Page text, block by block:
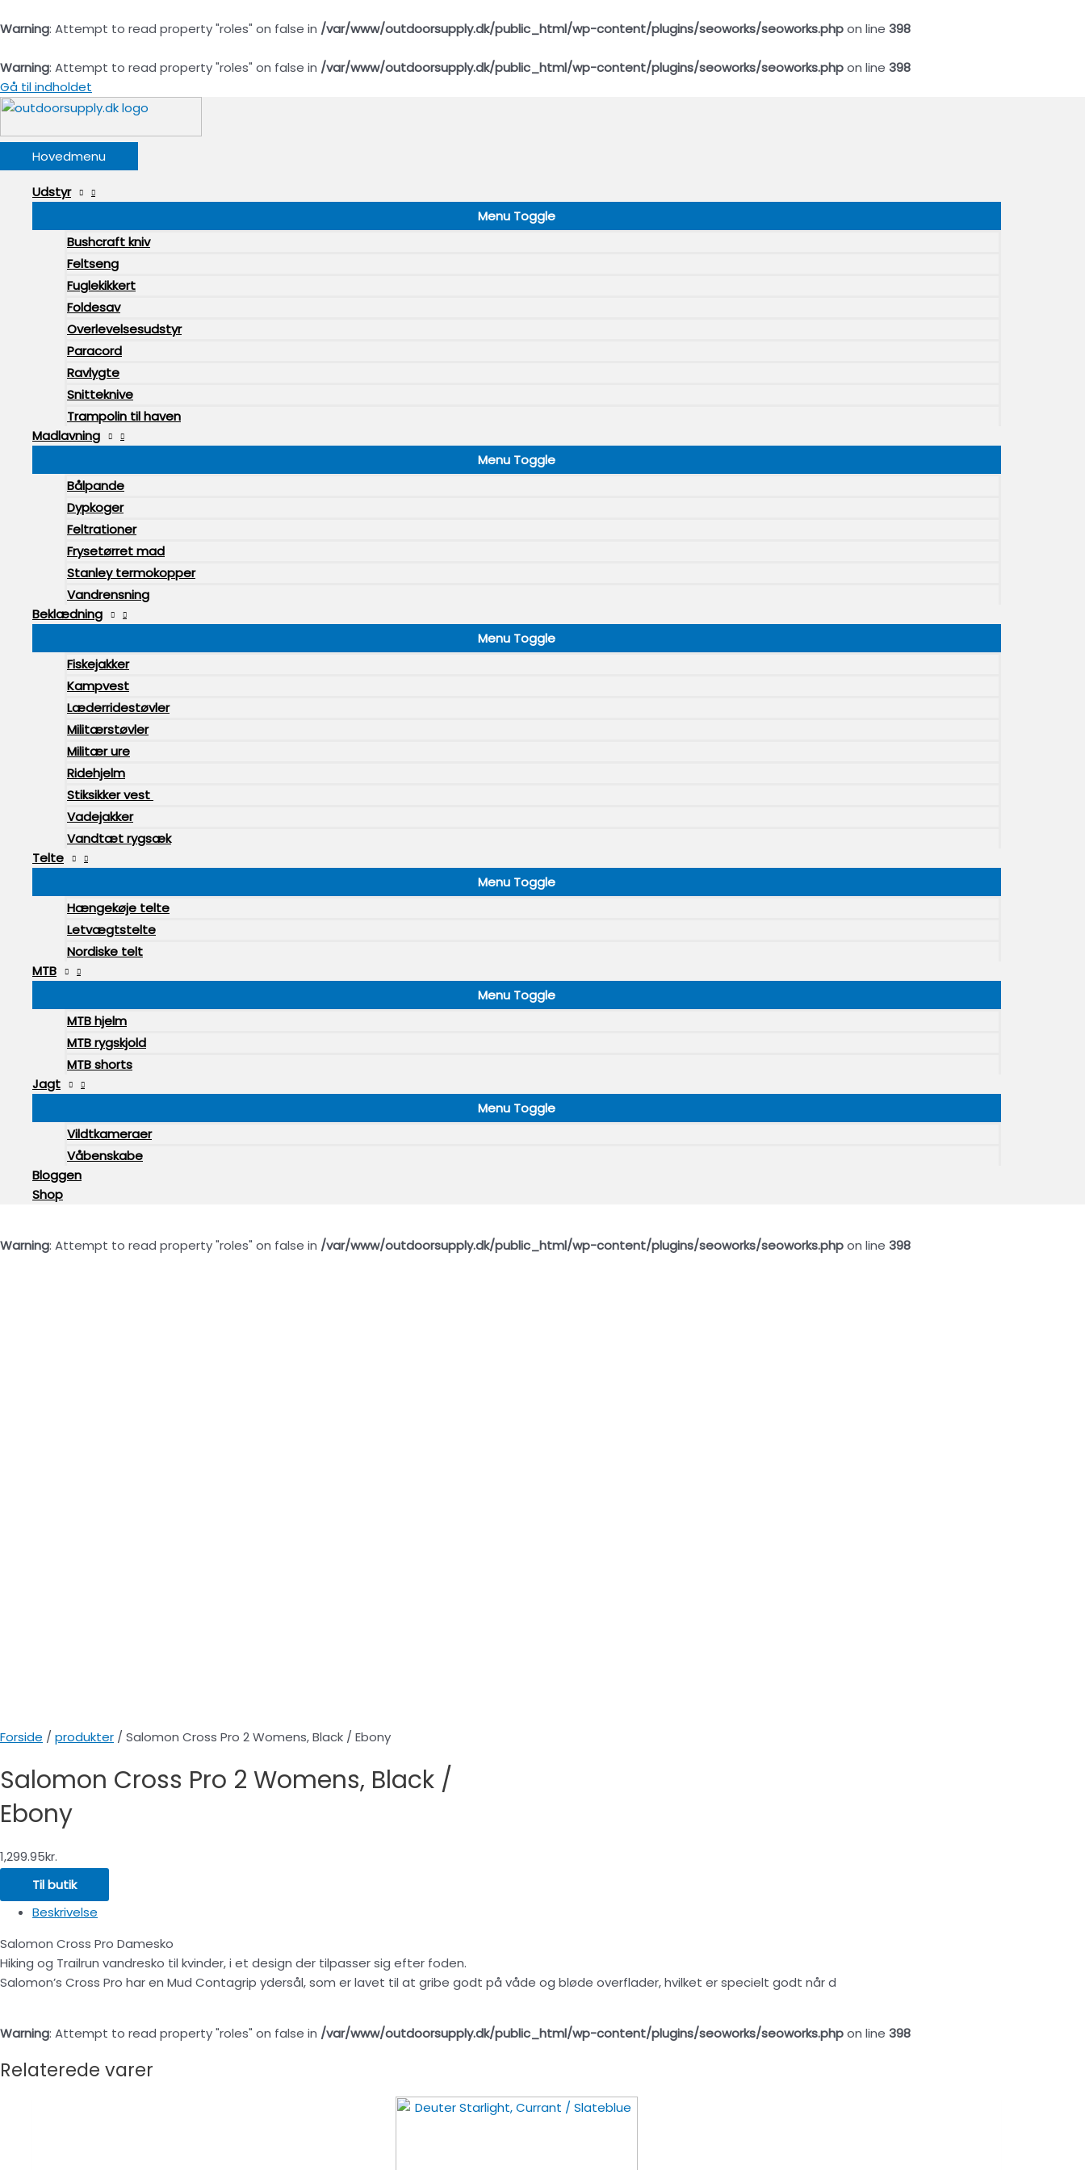
Warning: Attempt to read property "roles" on false in /var/www/outdoorsupply.dk/public_html/wp-content/plugins/seoworks/seoworks.phpon line 398
Warning: Attempt to read property "roles" on false in /var/www/outdoorsupply.dk/public_html/wp-content/plugins/seoworks/seoworks.phpon line 398
Gå til indholdet
Hovedmenu
Udstyr
Menu Toggle
Bushcraft kniv
Feltseng
Fuglekikkert
Foldesav
Overlevelsesudstyr
Paracord
Ravlygte
Snitteknive
Trampolin til haven
Madlavning
Menu Toggle
Bålpande
Dypkoger
Feltrationer
Frysetørret mad
Stanley termokopper
Vandrensning
Beklædning
Menu Toggle
Fiskejakker
Kampvest
Læderridestøvler
Militærstøvler
Militær ure
Ridehjelm
Stiksikker vest
Vadejakker
Vandtæt rygsæk
Telte
Menu Toggle
Hængekøje telte
Letvægtstelte
Nordiske telt
MTB
Menu Toggle
MTB hjelm
MTB rygskjold
MTB shorts
Jagt
Menu Toggle
Vildtkameraer
Våbenskabe
Bloggen
Shop
Warning: Attempt to read property "roles" on false in /var/www/outdoorsupply.dk/public_html/wp-content/plugins/seoworks/seoworks.phpon line 398
Forside / produkter / Salomon Cross Pro 2 Womens, Black / Ebony
Salomon Cross Pro 2 Womens, Black /
Ebony
1,299.95kr.
Til butik
Beskrivelse
Salomon Cross Pro Damesko
Hiking og Trailrun vandresko til kvinder, i et design der tilpasser sig efter foden.
Salomon’s Cross Pro har en Mud Contagrip ydersål, som er lavet til at gribe godt på våde og bløde overflader, hvilket er specielt godt når d
Warning: Attempt to read property "roles" on false in /var/www/outdoorsupply.dk/public_html/wp-content/plugins/seoworks/seoworks.phpon line 398
Relaterede varer